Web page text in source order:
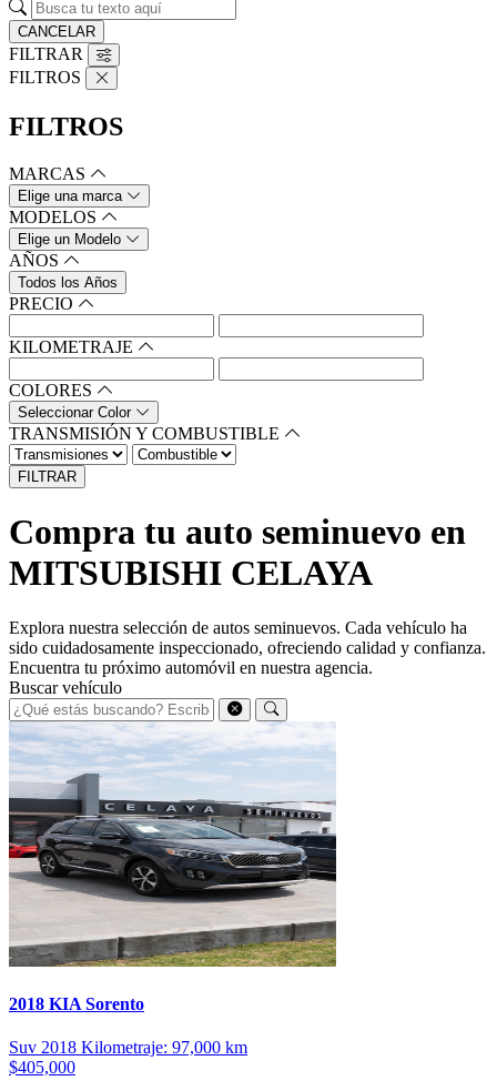
CANCELAR
FILTRAR
FILTROS
FILTROS
MARCAS
Elige una marca
MODELOS
Elige un Modelo
AÑOS
Todos los Años
PRECIO
KILOMETRAJE
COLORES
Seleccionar Color
TRANSMISIÓN Y COMBUSTIBLE
FILTRAR
Compra tu auto seminuevo en
MITSUBISHI CELAYA
Explora nuestra selección de autos seminuevos. Cada vehículo ha
sido cuidadosamente inspeccionado, ofreciendo calidad y confianza.
Encuentra tu próximo automóvil en nuestra agencia.
Buscar vehículo
2018 KIA Sorento
Suv 2018 Kilometraje: 97,000 km
$405,000